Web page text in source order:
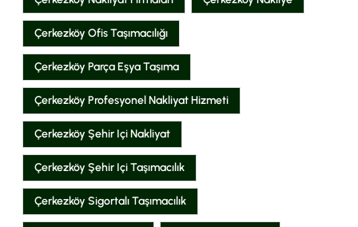
Çerkezköy Ofis Taşımacılığı
Çerkezköy Parça Eşya Taşıma
Çerkezköy Profesyonel Nakliyat Hizmeti
Çerkezköy Şehir Içi Nakliyat
Çerkezköy Şehir Içi Taşımacılık
Çerkezköy Sigortalı Taşımacılık